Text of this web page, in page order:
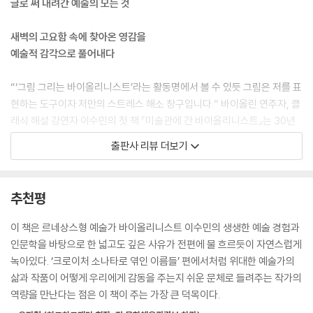
아졌고, 남성 신체가 표현 가능한 부분이 주목받기 시작했습니다.
---「1장」중에서
박서보는 “여러분, 변화하지 않으면 추락합니다. 타자와 다를 때 비로소 예
술은 삶을 얻는 것 같습니다. 남과 다르기 위해 수많은 고통과 아픔의 시간
을 경험해야 한다는 것이겠지요”라고 말했습니다. 스승이나 동료, 그 누구
도 닮지 않고 달라야 한다고 말하는 그의 예술철학과 어울리는 클래식 음
악이 있습니다. 벨 에포크 시대, 프랑스에서 활동했던 수많은 작곡가 중에
서도 제일 독특했던 에릭 사티의 곡 〈벡사시옹〉입니다. 벡사시옹은 ‘괴롭
840번 반복해서 쳐야 하는 황당한 곡입니다. 완주하려면 최소 열 시간이
---「1장」중에서
고통 속에서도 삶에 대한 애정을 놓지 않고 희망을 그려냈던 프리다 칼로
의 삶과 어울리는 음악이 있습니다. 이탈리아 작곡가 토마소 안토니오 비
탈리의 〈샤콘느〉입니다. 샤콘느는 원래 16세기 스페인에서 탄생한 느린 3
글로 써 내려간 예술의 모든 것
새벽의 고요함 속에 찾아온 영감을
예술적 감각으로 풀어내다
“‘그림 그리는 바이올리니스트’라는 활동명에서 볼 수 있듯 그림은 저를 표
현하는 도구이자 저만의 스트레스 해소 창구입니다.” 바이올린 연주자, 클
래식 해설 강연자 이수민의 첫 책 『미술관에 간 바이올리니스트』는 30년
째 클래식을 친구 삼아 바이올린과 함께 한 예술적 여정을 기록했다. 무대
에 서고 나면 흩어지는 감각과 환희는 꼭 새벽에 찾아와 많은 영감을 안겨
황량한 부에노스아이레스의 뒷골목이 연상되는 피아졸라 표 녹턴 〈0시의
부에노스아이레스〉를 들으며 날 서고 바짝 마른 고양이가 쏘다니는 것 같
은 느낌으로 강렬하게 그림을 그리는가 하면, 바흐의 〈골드베르크 변주곡〉
도입부의 아리아를 감상하고 우주의 질서를 담은 듯 깊고 큰 울림을 그림
으로 풀어내기도 한다. 비언어적인 것에서 언어적인 것으로, 청각에서 시
각으로, 사라지는 것에서 기록되는 것을 이 책에 꾹꾹 눌러 담았다.
출판사 리뷰 더보기
추천평
이 책은 르네상스형 예술가 바이올리니스트 이수민의 생생한 예술 경험과
인문학을 바탕으로 한 넓고도 깊은 사유가 전편에 물 흐르듯이 자연스럽게
녹아있다. ‘크로이처 소나타로 엮인 이름들’ 편에서처럼 위대한 예술가의
삶과 작품이 어떻게 우리에게 감동을 주는지 쉬운 문체로 들려주는 작가의
역량을 만난다는 점은 이 책이 주는 가장 큰 덕목이다.